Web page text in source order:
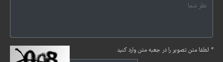
* لطفا متن تصویر را در جعبه متن وارد کنید